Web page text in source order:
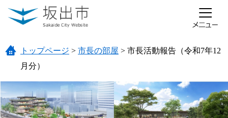
ページの先頭です。
メニューを飛ばして本文へ
トップページ > 市長の部屋 > 市長活動報告（令和7年12
月分）